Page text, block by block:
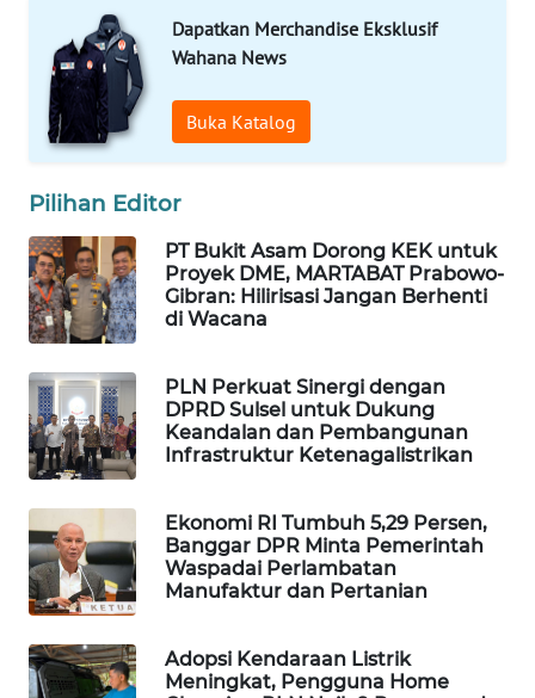
Dapatkan Merchandise Eksklusif
Wahana News
Buka Katalog
Pilihan Editor
PT Bukit Asam Dorong KEK untuk
Proyek DME, MARTABAT Prabowo-
Gibran: Hilirisasi Jangan Berhenti
di Wacana
PLN Perkuat Sinergi dengan
DPRD Sulsel untuk Dukung
Keandalan dan Pembangunan
Infrastruktur Ketenagalistrikan
Ekonomi RI Tumbuh 5,29 Persen,
Banggar DPR Minta Pemerintah
Waspadai Perlambatan
Manufaktur dan Pertanian
Adopsi Kendaraan Listrik
Meningkat, Pengguna Home
WAHANA
OTOMOTIF
WAHANA
HEALTH
WAHANA
DESA
WISATA
LAPAK
WAHANA
Wahana
Network
KONSUMEN
MASYARAKAT
KELISTRIKAN
WALINKI
ID